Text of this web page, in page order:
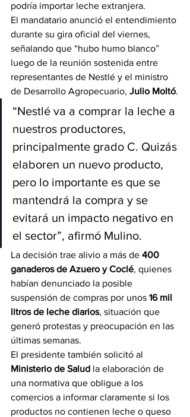
podría importar leche extranjera.
El mandatario anunció el entendimiento
durante su gira oficial del viernes,
señalando que “hubo humo blanco”
luego de la reunión sostenida entre
representantes de Nestlé y el ministro
de Desarrollo Agropecuario, Julio Moltó.
“Nestlé va a comprar la leche a
nuestros productores,
principalmente grado C. Quizás
elaboren un nuevo producto,
pero lo importante es que se
mantendrá la compra y se
evitará un impacto negativo en
el sector”, afirmó Mulino.
La decisión trae alivio a más de 400
ganaderos de Azuero y Coclé, quienes
habían denunciado la posible
suspensión de compras por unos 16 mil
litros de leche diarios, situación que
generó protestas y preocupación en las
últimas semanas.
El presidente también solicitó al
Ministerio de Salud la elaboración de
una normativa que obligue a los
comercios a informar claramente si los
productos no contienen leche o queso